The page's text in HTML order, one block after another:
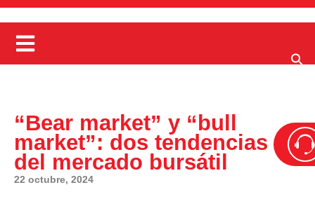
“Bear market” y “bull
market”: dos tendencias
del mercado bursátil
22 octubre, 2024